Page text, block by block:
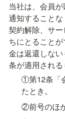
当社は、会員
通知することな
契約解除、サ
ちにとること
金は返還しな
条が適用される
①第12条「
たとき。
②前号のほ